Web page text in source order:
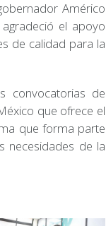
Américo
el apoyo
de calidad para la
convocatorias de
que ofrece el
que forma parte
necesidades de la